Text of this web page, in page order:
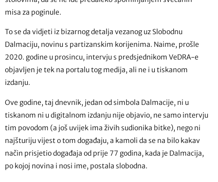
misa za poginule.
To se da vidjeti iz bizarnog detalja vezanog uz Slobodnu
Dalmaciju, novinu s partizanskim korijenima. Naime, prošle
2020. godine u prosincu, intervju s predsjednikom VeDRA-e
objavljen je tek na portalu tog medija, ali ne i u tiskanom
izdanju.
Ove godine, taj dnevnik, jedan od simbola Dalmacije, ni u
tiskanom ni u digitalnom izdanju nije objavio, ne samo intervju
tim povodom (a još uvijek ima živih sudionika bitke), nego ni
najšturiju vijest o tom događaju, a kamoli da se na bilo kakav
način prisjetio događaja od prije 77 godina, kada je Dalmacija,
po kojoj novina i nosi ime, postala slobodna.